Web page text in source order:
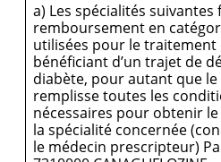
a) Les spécialités suivantes
remboursement en
utilisées pour le traitement
bénéficiant d’un trajet de
diabète, pour autant que
remplisse toutes les
nécessaires pour obtenir
la spécialité concernée
le médecin prescripteur)